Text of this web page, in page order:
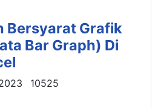
Bersyarat Grafik
Bar Graph) Di
10525